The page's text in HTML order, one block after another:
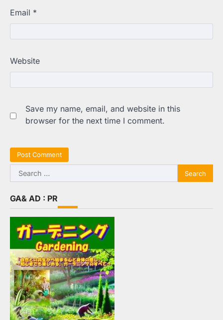
Email *
Website
Save my name, email, and website in this
browser for the next time I comment.
Search
for:
GA& AD : PR